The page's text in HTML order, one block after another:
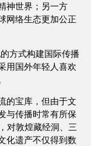
神世界；另一方
网络生态更加公正
方式构建国际传播
用国外年轻人喜欢
的宝库，但由于文
与传播时常有所保
对敦煌藏经洞、三
化遗产不仅得到数